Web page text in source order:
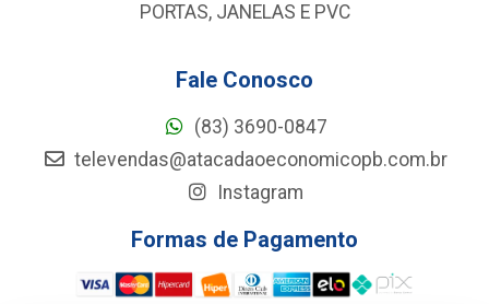
PORTAS, JANELAS E PVC
Fale Conosco
(83) 3690-0847
televendas@atacadaoeconomicopb.com.br
Instagram
Formas de Pagamento